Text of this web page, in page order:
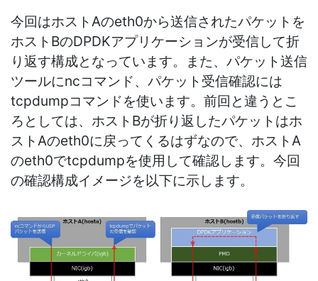
今回はホストAのeth0から送信されたパケットを
ホストBのDPDKアプリケーションが受信して折
り返す構成となっています。また、パケット送信
ツールにncコマンド、パケット受信確認には
tcpdumpコマンドを使います。前回と違うとこ
ろとしては、ホストBが折り返したパケットはホ
ストAのeth0に戻ってくるはずなので、ホストA
のeth0でtcpdumpを使用して確認します。今回
の確認構成イメージを以下に示します。